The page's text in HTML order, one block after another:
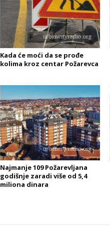
Kada će moći da se prođe
kolima kroz centar Požarevca
Najmanje 109 Požarevljana
godišnje zaradi više od 5,4
miliona dinara